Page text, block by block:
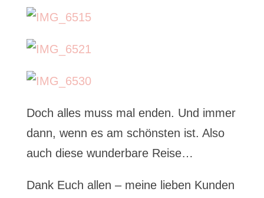
Doch alles muss mal enden. Und immer
dann, wenn es am schönsten ist. Also
auch diese wunderbare Reise…
Dank Euch allen – meine lieben Kunden